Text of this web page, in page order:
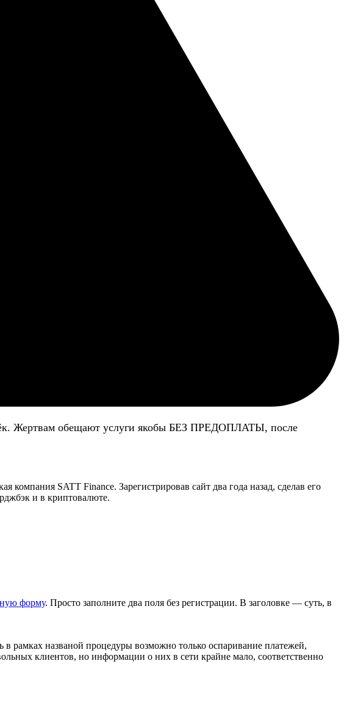
Жертвам обещают услуги якобы БЕЗ ПРЕДОПЛАТЫ, после
SATT Finance. Зарегистрировав сайт два года назад, сделав его
и в криптовалюте.
форму. Просто заполните два поля без регистрации. В заголовке — суть, в
рамках названой процедуры возможно только оспаривание платежей,
клиентов, но информации о них в сети крайне мало, соответственно